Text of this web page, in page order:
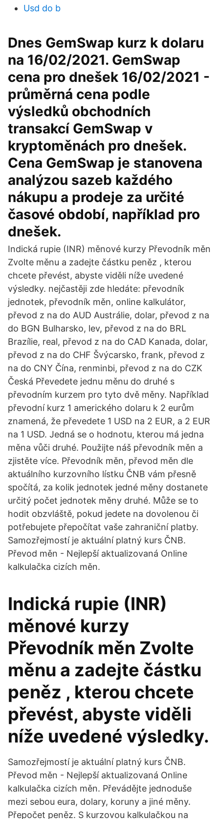
Usd do b
Dnes GemSwap kurz k dolaru
na 16/02/2021. GemSwap
cena pro dnešek 16/02/2021 -
průměrná cena podle
výsledků obchodních
transakcí GemSwap v
kryptoměnách pro dnešek.
Cena GemSwap je stanovena
analýzou sazeb každého
nákupu a prodeje za určité
časové období, například pro
dnešek.
Indická rupie (INR) měnové kurzy Převodník měn
Zvolte měnu a zadejte částku peněz , kterou
chcete převést, abyste viděli níže uvedené
výsledky. nejčastěji zde hledáte: převodník
jednotek, převodník měn, online kalkulátor,
převod z na do AUD Austrálie, dolar, převod z na
do BGN Bulharsko, lev, převod z na do BRL
Brazílie, real, převod z na do CAD Kanada, dolar,
převod z na do CHF Švýcarsko, frank, převod z
na do CNY Čína, renminbi, převod z na do CZK
Česká Převedete jednu měnu do druhé s
převodním kurzem pro tyto dvě měny. Například
převodní kurz 1 amerického dolaru k 2 eurům
znamená, že převedete 1 USD na 2 EUR, a 2 EUR
na 1 USD. Jedná se o hodnotu, kterou má jedna
měna vůči druhé. Použijte náš převodník měn a
zjistěte více. Převodník měn, převod měn dle
aktuálního kurzovního lístku ČNB vám přesně
spočítá, za kolik jednotek jedné měny dostanete
určitý počet jednotek měny druhé. Může se to
hodit obzvláště, pokud jedete na dovolenou či
potřebujete přepočítat vaše zahraniční platby.
Samozřejmostí je aktuální platný kurs ČNB.
Převod měn - Nejlepší aktualizovaná Online
kalkulačka cizích měn.
Indická rupie (INR)
měnové kurzy
Převodník měn Zvolte
měnu a zadejte částku
peněz , kterou chcete
převést, abyste viděli
níže uvedené výsledky.
Samozřejmostí je aktuální platný kurs ČNB.
Převod měn - Nejlepší aktualizovaná Online
kalkulačka cizích měn. Převádějte jednoduše
mezi sebou eura, dolary, koruny a jiné měny.
Přepočet peněz. S kurzovou kalkulačkou na